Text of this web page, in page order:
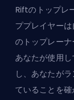
Riftの トップレ
ププレイヤー
のトップレーナ
あなたが使用
し、あなたがラ
ていることを確